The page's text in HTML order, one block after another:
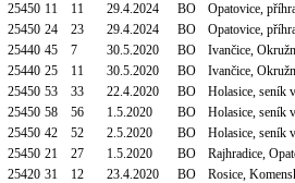
25450 11 11 29.4.2024 BO
Opatovice,
25450 24 23 29.4.2024 BO
Opatovice,
25440 45 7 30.5.2020 BO
Ivančice,
25440 25 11 30.5.2020 BO
Ivančice,
25450 53 33 22.4.2020 BO
Holasice, seník
25450 58 56 1.5.2020 BO
Holasice, seník
25450 42 52 2.5.2020 BO
Holasice, seník
25450 21 27 1.5.2020 BO
Rajhradice,
25420 31 12 23.4.2020 BO
Rosice,